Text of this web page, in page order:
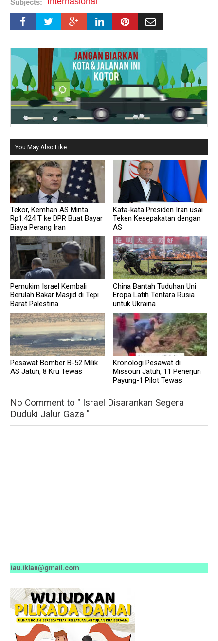
Subjects:
You May Also Like
Tekor, Kemhan AS Minta
Rp1.424 T ke DPR Buat Bayar
Biaya Perang Iran
Kata-kata Presiden Iran usai
Teken Kesepakatan dengan
AS
Pemukim Israel Kembali
Berulah Bakar Masjid di Tepi
Barat Palestina
China Bantah Tuduhan Uni
Eropa Latih Tentara Rusia
untuk Ukraina
Pesawat Bomber B-52 Milik
AS Jatuh, 8 Kru Tewas
Kronologi Pesawat di
Missouri Jatuh, 11 Penerjun
Payung-1 Pilot Tewas
No Comment to " Israel Disarankan Segera
Duduki Jalur Gaza "